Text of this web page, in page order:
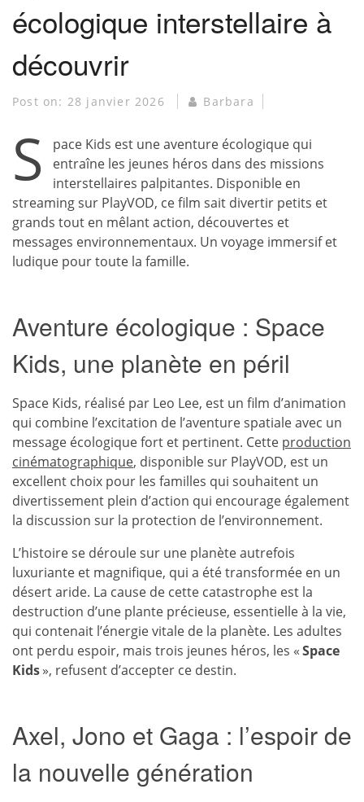
écologique interstellaire à
découvrir
Post on: 28 janvier 2026 Barbara
S
pace Kids est une aventure écologique qui
entraîne les jeunes héros dans des missions
interstellaires palpitantes. Disponible en
streaming sur PlayVOD, ce film sait divertir petits et
grands tout en mêlant action, découvertes et
messages environnementaux. Un voyage immersif et
ludique pour toute la famille.
Aventure écologique : Space
Kids, une planète en péril
Space Kids, réalisé par Leo Lee, est un film d’animation
qui combine l’excitation de l’aventure spatiale avec un
message écologique fort et pertinent. Cette production
cinématographique, disponible sur PlayVOD, est un
excellent choix pour les familles qui souhaitent un
divertissement plein d’action qui encourage également
la discussion sur la protection de l’environnement.
L’histoire se déroule sur une planète autrefois
luxuriante et magnifique, qui a été transformée en un
désert aride. La cause de cette catastrophe est la
destruction d’une plante précieuse, essentielle à la vie,
qui contenait l’énergie vitale de la planète. Les adultes
ont perdu espoir, mais trois jeunes héros, les «Space
Kids», refusent d’accepter ce destin.
Axel, Jono et Gaga : l’espoir de
la nouvelle génération